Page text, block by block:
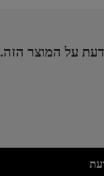
דעת על המוצר הזה.